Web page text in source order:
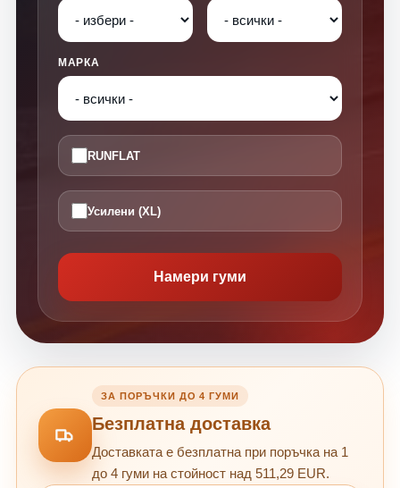
МАРКА
RUNFLAT
Усилени (XL)
Намери гуми
ЗА ПОРЪЧКИ ДО 4 ГУМИ
Безплатна доставка
Доставката е безплатна при поръчка на 1
до 4 гуми на стойност над 511,29 EUR.